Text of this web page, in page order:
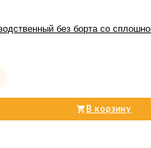
без борта со
В корзину